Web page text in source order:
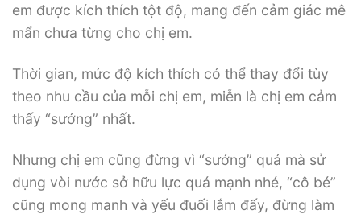
em được kích thích tột độ, mang đến cảm giác mê
mẩn chưa từng cho chị em.
Thời gian, mức độ kích thích có thể thay đổi tùy
theo nhu cầu của mỗi chị em, miễn là chị em cảm
thấy “sướng” nhất.
Nhưng chị em cũng đừng vì “sướng” quá mà sử
dụng vòi nước sở hữu lực quá mạnh nhé, “cô bé”
cũng mong manh và yếu đuối lắm đấy, đừng làm